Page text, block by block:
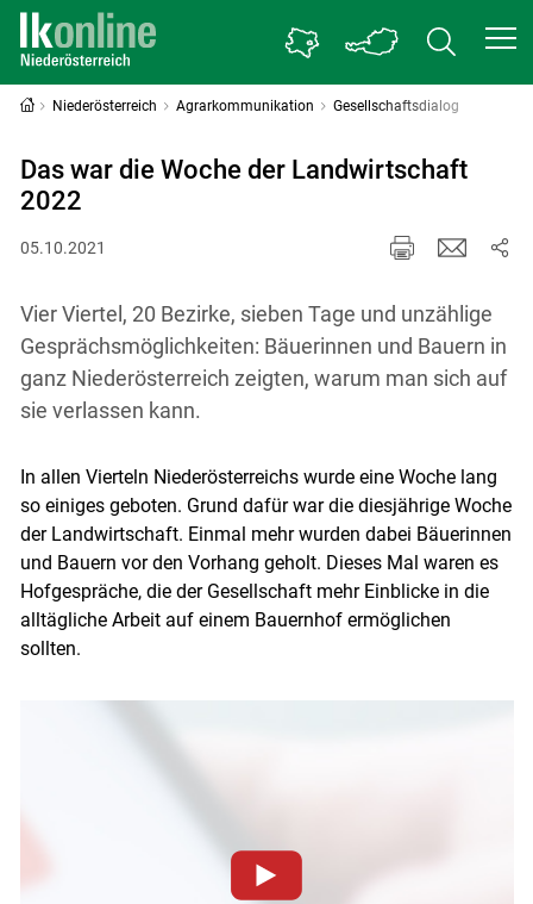
Niederösterreich Agrarkommunikation Gesellschaftsdialog
Das war die Woche der Landwirtschaft
2022
05.10.2021
Vier Viertel, 20 Bezirke, sieben Tage und unzählige
Gesprächsmöglichkeiten: Bäuerinnen und Bauern in
ganz Niederösterreich zeigten, warum man sich auf
sie verlassen kann.
In allen Vierteln Niederösterreichs wurde eine Woche lang
so einiges geboten. Grund dafür war die diesjährige Woche
der Landwirtschaft. Einmal mehr wurden dabei Bäuerinnen
und Bauern vor den Vorhang geholt. Dieses Mal waren es
Hofgespräche, die der Gesellschaft mehr Einblicke in die
alltägliche Arbeit auf einem Bauernhof ermöglichen
sollten.